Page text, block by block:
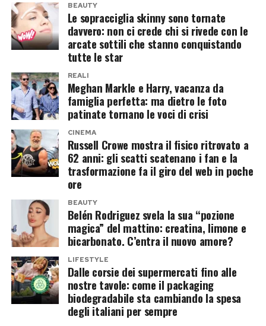
Tra i maestri di Ferrara occupa un posto
centrale Pier Paolo Pasolini. A New York scoprìIl
Decamerone rimase folgorato da quel cinema
libero e anticonvenzionale. Dopo l’omicidio del
1975, Pasolini entrò definitivamente nel suo
pantheon, fino al film del 2014 interpretato da
Willem Dafoe.
La rinascita personale di Ferrara avvenne invece
in Italia. Dopo essersi trasferito a Roma nei primi
anni Duemila, il regista venne accompagnato
dall’attore ed ex pugile Salvatore Ruocco in una
comunità sulle montagne sopra Napoli. Nessun
cellulare, niente internet e giornate scandite da
letture, lavoro e relazioni umane.
Ferrara racconta che quel metodo non si basava
sulla disciplina punitiva, ma sull’amore. Una
mattina respirò l’aria pulita e si sentì
Il tempo stringe: a dicembre i diritti
tornano a Mattel
La questione è diventata ancora più delicata per
una ragione contrattuale. Warner Bros. deve
chiudere un accordo con il cast e con Greta
Gerwigentro dicembre 2026. Se ciò non
accadrà, i diritti per realizzare nuovi adattamenti
cinematografici di Barbie torneranno alla
Mattel, proprietaria del celebre marchio.
In quel caso lo studio perderebbe il controllo del
progetto e un eventuale nuovo film potrebbe
essere sviluppato da un’altra casa di produzione,
senza utilizzare la continuità narrativa costruita
dal primo capitolo.
Greta Gerwig ha già un’idea, ma
BEAUTY
Le sopracciglia skinny sono tornate
davvero: non ci crede chi si rivede con le
arcate sottili che stanno conquistando
tutte le star
REALI
Meghan Markle e Harry, vacanza da
famiglia perfetta: ma dietro le foto
patinate tornano le voci di crisi
CINEMA
Russell Crowe mostra il fisico ritrovato a
62 anni: gli scatti scatenano i fan e la
trasformazione fa il giro del web in poche
ore
BEAUTY
Belén Rodriguez svela la sua “pozione
magica” del mattino: creatina, limone e
bicarbonato. C’entra il nuovo amore?
LIFESTYLE
Dalle corsie dei supermercati fino alle
nostre tavole: come il packaging
biodegradabile sta cambiando la spesa
degli italiani per sempre